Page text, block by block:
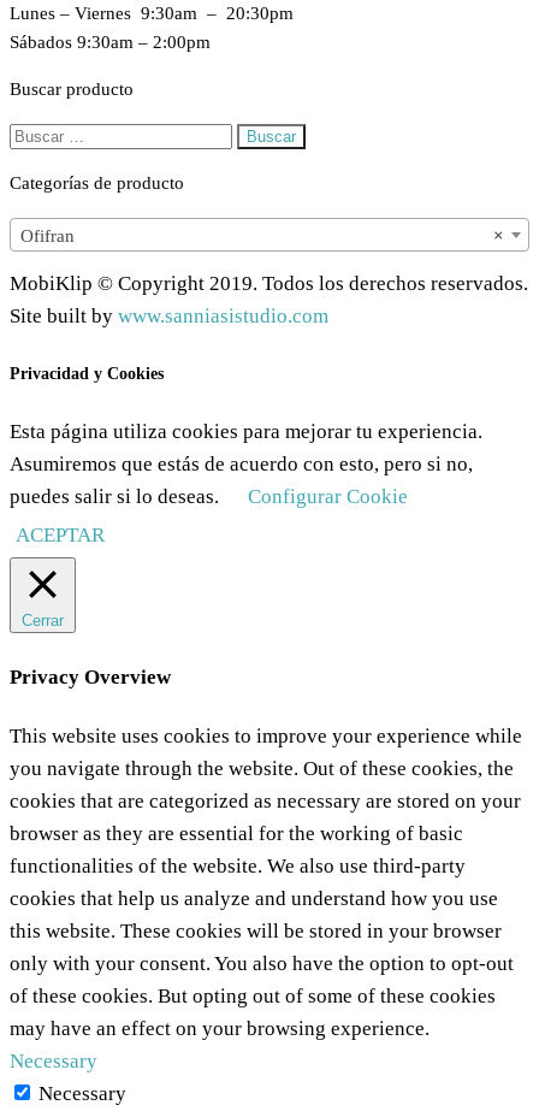
Lunes – Viernes 9:30am – 20:30pm
Sábados 9:30am – 2:00pm
Buscar producto
Buscar:
Categorías de producto
×
Ofifran
MobiKlip © Copyright 2019. Todos los derechos reservados.
Site built by www.sanniasistudio.com
Privacidad y Cookies
Esta página utiliza cookies para mejorar tu experiencia.
Asumiremos que estás de acuerdo con esto, pero si no,
puedes salir si lo deseas.
Configurar Cookie
ACEPTAR
Cerrar
Privacy Overview
This website uses cookies to improve your experience while
you navigate through the website. Out of these cookies, the
cookies that are categorized as necessary are stored on your
browser as they are essential for the working of basic
functionalities of the website. We also use third-party
cookies that help us analyze and understand how you use
this website. These cookies will be stored in your browser
only with your consent. You also have the option to opt-out
of these cookies. But opting out of some of these cookies
may have an effect on your browsing experience.
Necessary
Necessary